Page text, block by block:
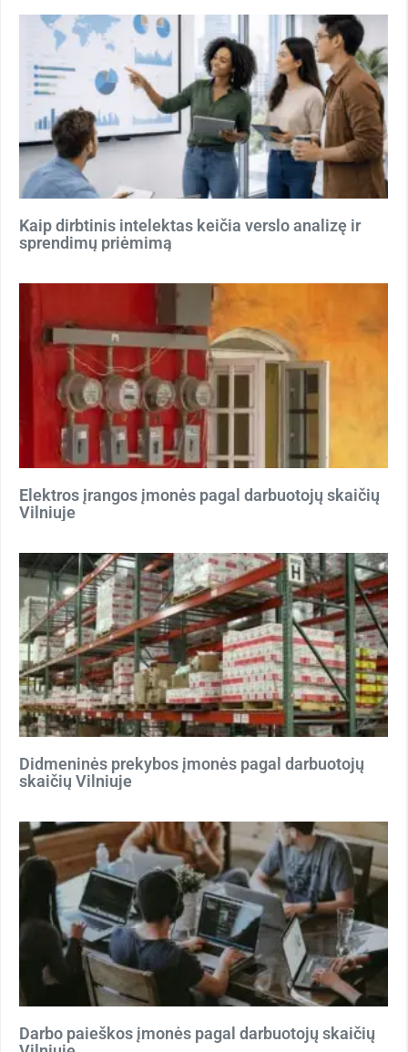
Kaip dirbtinis intelektas keičia verslo analizę ir
sprendimų priėmimą
Elektros įrangos įmonės pagal darbuotojų skaičių
Vilniuje
Didmeninės prekybos įmonės pagal darbuotojų
skaičių Vilniuje
Darbo paieškos įmonės pagal darbuotojų skaičių